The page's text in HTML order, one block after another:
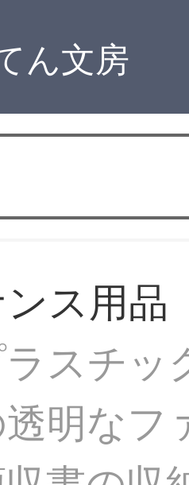
ん文房
ス用品
スチッ
明なフ